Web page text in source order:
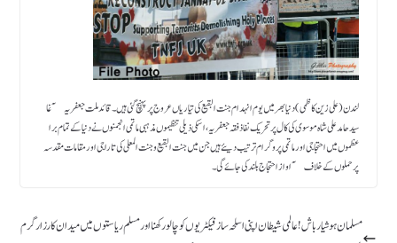
لندن(علی زین کاظمی )دنیا بھر میں یوم انہدام جنت البقیع کی تیاریاں عروج پر پہنچ گئی ہیں ۔قائد ملت جعفریہ ۤغا
سید حامد علی شاہ موسوی کی کال پر تحریک نفاذ فقہ جعفریہ ، اسکی ذیلی تنظیموں مذہبی ماتمی انجمنوں نے دنیا کے تمام برا
عظموں میں احتجاجی اور ماتمی پروگرام ترتیب دیئے ہیں جن میں جنت البقیع و جنت المعلی کی تاراجی اور مقامات مقدسہ
پر حملوں کے خلاف ۤاواز احتجاج بلند کی جائے گی ۔
مسلمان ہوشیار باش! عالمی شیطان اپنی اسلحہ ساز فیکٹریوں کو چالو رکھنا اور مسلم ریاستوں میں میدان کارزار گرم